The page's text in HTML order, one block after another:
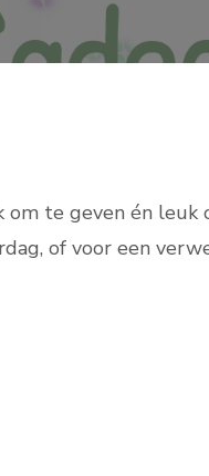
om te geven én leuk
of voor een